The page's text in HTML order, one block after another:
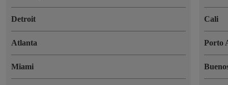
Detroit
Atlanta
Miami
Cali
Porto